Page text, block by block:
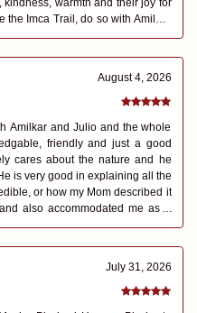
Imca Trail, do so with Amilcar
August 4, 2026
Amilkar and Julio and the whole
friendly and just a good
cares about the nature and he
is very good in explaining all the
or how my Mom described it
also accommodated me as a
and always keep them in
July 31, 2026